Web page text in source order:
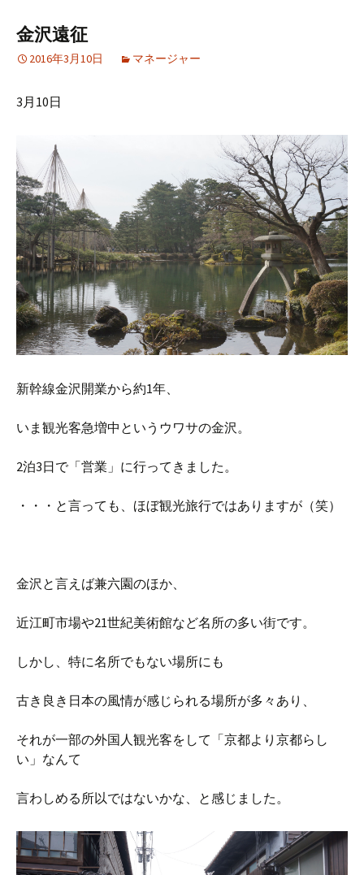
金沢遠征
2016年3月10日 マネージャー
3月10日
新幹線金沢開業から約1年、
いま観光客急増中というウワサの金沢。
2泊3日で「営業」に行ってきました。
・・・と言っても、ほぼ観光旅行ではありますが（笑）
金沢と言えば兼六園のほか、
近江町市場や21世紀美術館など名所の多い街です。
しかし、特に名所でもない場所にも
古き良き日本の風情が感じられる場所が多々あり、
それが一部の外国人観光客をして「京都より京都らし
い」なんて
言わしめる所以ではないかな、と感じました。